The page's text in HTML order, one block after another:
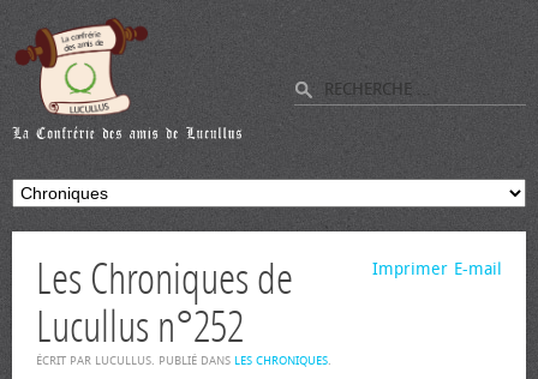
E-mail
Imprimer
Les Chroniques de
Lucullus n°252
ÉCRIT PAR LUCULLUS. PUBLIÉ DANS LES CHRONIQUES.